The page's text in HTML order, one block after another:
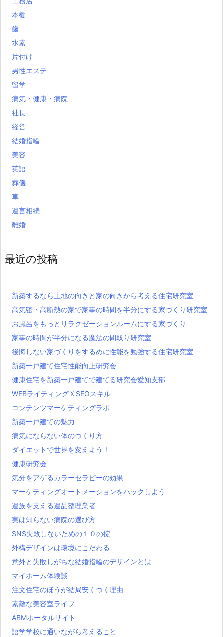
本棚
歯
水素
片付け
男性エステ
留学
病気・健康・病院
社長
経営
結婚指輪
美容
英語
葬儀
車
遺言相続
離婚
最近の投稿
新築するなら土地の向きと家の向きから考える住宅研究室
高気密・高断熱の家で家事の時間を半分にする家づくり研究室
お風呂をもっとリラクゼーションルームにする家づくり
家事の時間が半分になる魔法の間取り研究室
後悔しない家づくりをするめに性能を勉強する住宅研究室
新築一戸建て住宅性能向上研究会
健康住宅を新築一戸建てで建てる研究会愛知支部
WEBライティングＸSEOスキル
コンテンツマーケティングラボ
新築一戸建ての魅力
病気にならない体のつくり方
ダイエットで世界を変えよう！
健康研究会
気分をアゲるカラーセラピーの効果
マーケティングオートメーションをハックしよう
遺族を支える遺品整理業者
実は知らない病院の選び方
SNS失敗しないための１０の掟
外構デザインは環境にこだわる
意外と失敗しがちな結婚指輪のデザインとは
マイホーム体験談
注文住宅のほうが結局安くつく理由
素敵な美容室ライフ
ABMポータルサイト
語学学校に通いながら考えること